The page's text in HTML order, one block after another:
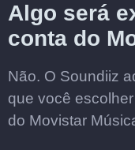
Algo será
conta do
Não. O Soundiiz
que você
do Movistar